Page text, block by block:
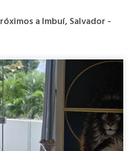
a Imbuí, Salvador -